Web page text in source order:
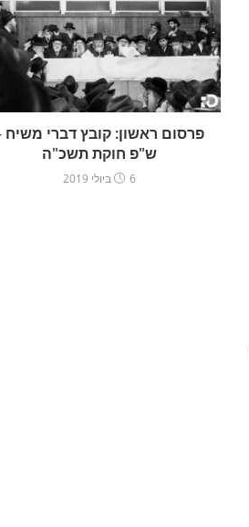
פרסום ראשון: קובץ דברי משיח
ש"פ חוקת תשכ"ה
6 ביולי 2019